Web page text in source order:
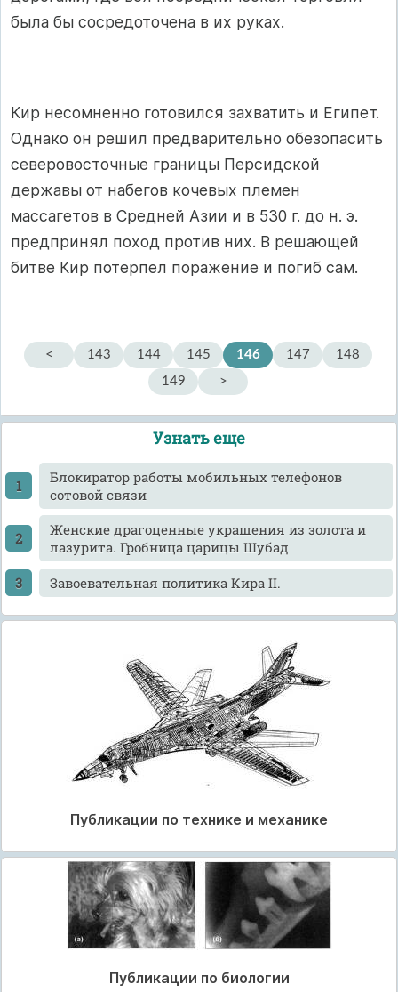
была бы сосредоточена в их руках.
Кир несомненно готовился захватить и Египет.
Однако он решил предварительно обезопасить
северо­восточные границы Персидской
державы от набегов кочевых племен
массагетов в Средней Азии и в 530 г. до н. э.
предпринял поход против них. В решающей
битве Кир потерпел поражение и погиб сам.
< 143 144 145 146 147
148
149
>
Узнать еще
Блокиратор работы мобильных телефонов
сотовой связи
Женские драгоценные украшения из золота и
лазурита. Гробница царицы Шубад
Завоевательная политика Кира II.
Публикации по технике и механике
Публикации по биологии